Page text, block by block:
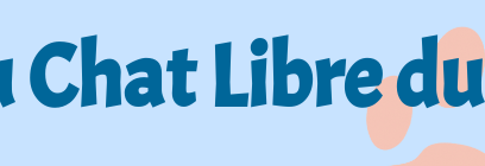
Chat Libre du